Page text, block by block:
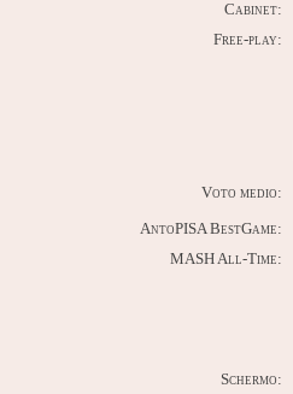
Cabinet:
Free-play:
Voto medio:
AntoPISA BestGame:
MASH All-Time:
Schermo: